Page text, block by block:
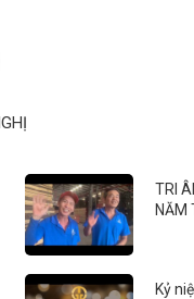
TRI
NĂM
Kỷ